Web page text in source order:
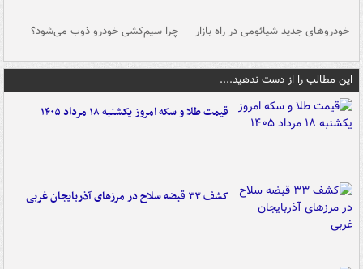
خودروهای جدید شیائومی در راه بازار چرا سیم‌کشی خودرو ذوب می‌شود؟
این مطالب را از دست ندهید....
قیمت طلا و سکه امروز یکشنبه ۱۸ مرداد ۱۴۰۵
کشف ۳۳ قبضه سلاح در مرزهای آذربایجان غربی